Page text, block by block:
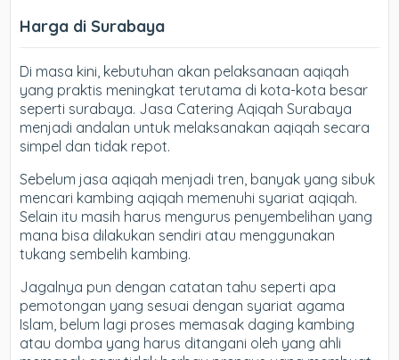
Harga di Surabaya
Di masa kini, kebutuhan akan pelaksanaan aqiqah
yang praktis meningkat terutama di kota-kota besar
seperti surabaya. Jasa Catering Aqiqah Surabaya
menjadi andalan untuk melaksanakan aqiqah secara
simpel dan tidak repot.
Sebelum jasa aqiqah menjadi tren, banyak yang sibuk
mencari kambing aqiqah memenuhi syariat aqiqah.
Selain itu masih harus mengurus penyembelihan yang
mana bisa dilakukan sendiri atau menggunakan
tukang sembelih kambing.
Jagalnya pun dengan catatan tahu seperti apa
pemotongan yang sesuai dengan syariat agama
Islam, belum lagi proses memasak daging kambing
atau domba yang harus ditangani oleh yang ahli